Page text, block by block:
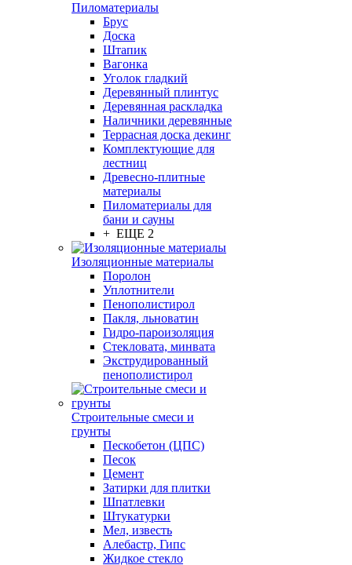
Пиломатериалы
Брус
Доска
Штапик
Вагонка
Уголок гладкий
Деревянный плинтус
Деревянная раскладка
Наличники деревянные
Террасная доска декинг
Комплектующие для
лестниц
Древесно-плитные
материалы
Пиломатериалы для
бани и сауны
+ ЕЩЕ 2
Изоляционные материалы
Поролон
Уплотнители
Пенополистирол
Пакля, льноватин
Гидро-пароизоляция
Стекловата, минвата
Экструдированный
пенополистирол
Строительные смеси и
грунты
Пескобетон (ЦПС)
Песок
Цемент
Затирки для плитки
Шпатлевки
Штукатурки
Мел, известь
Алебастр, Гипс
Жидкое стекло